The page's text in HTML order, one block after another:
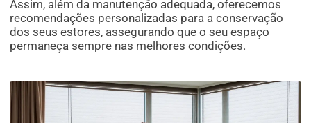
Assim, além da manutenção adequada, oferecemos
recomendações personalizadas para a conservação
dos seus estores, assegurando que o seu espaço
permaneça sempre nas melhores condições.